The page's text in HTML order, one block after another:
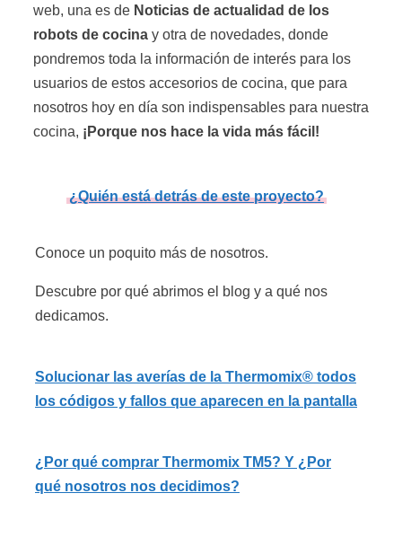
web, una es de Noticias de actualidad de los
robots de cocina y otra de novedades, donde
pondremos toda la información de interés para los
usuarios de estos accesorios de cocina, que para
nosotros hoy en día son indispensables para nuestra
cocina, ¡Porque nos hace la vida más fácil!
¿Quién está detrás de este proyecto?
Conoce un poquito más de nosotros.
Descubre por qué abrimos el blog y a qué nos
dedicamos.
Solucionar las averías de la Thermomix® todos
los códigos y fallos que aparecen en la pantalla
¿Por qué comprar Thermomix TM5? Y ¿Por
qué nosotros nos decidimos?